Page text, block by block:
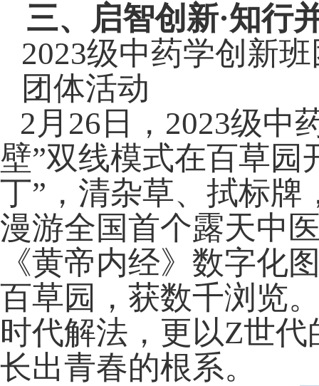
三、启智创新·知行
2023级中药学创新
团体活动
2 月 26 日， 2023级中
壁”双线模式在百草园
丁”，清杂草、拭标牌
漫游全国首个露天中
《黄帝内经》数字化
百草园，获数千浏览
时代解法，更以Z世代
长出青春的根系。